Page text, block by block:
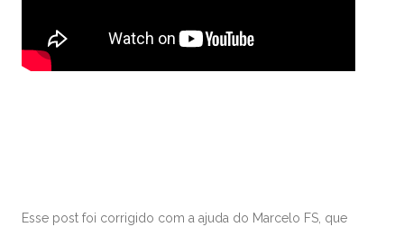
Esse post foi corrigido com a ajuda do Marcelo FS, que